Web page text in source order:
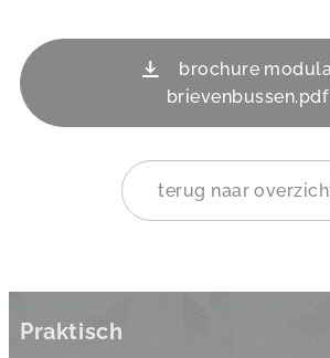
brochure
brievenbussen.pdf
terug naar
Praktisch